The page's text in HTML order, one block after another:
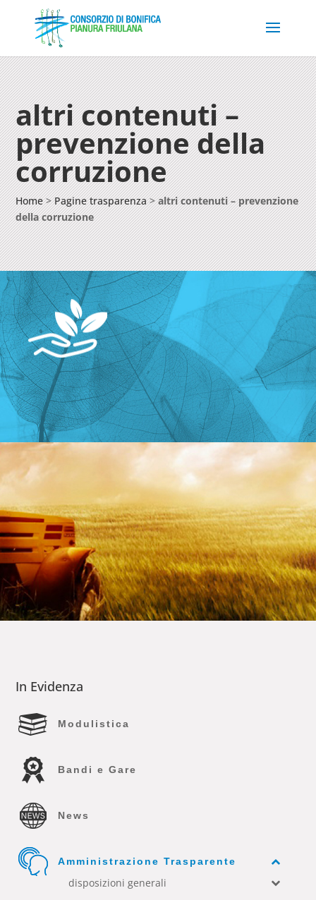
altri contenuti –
prevenzione della
corruzione
Home>Pagine trasparenza>altri contenuti – prevenzione
della corruzione
In Evidenza
Modulistica
Bandi e Gare
News
Amministrazione Trasparente
disposizioni generali